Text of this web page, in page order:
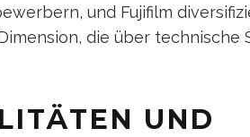
und Fujifilm
die über technische
UND